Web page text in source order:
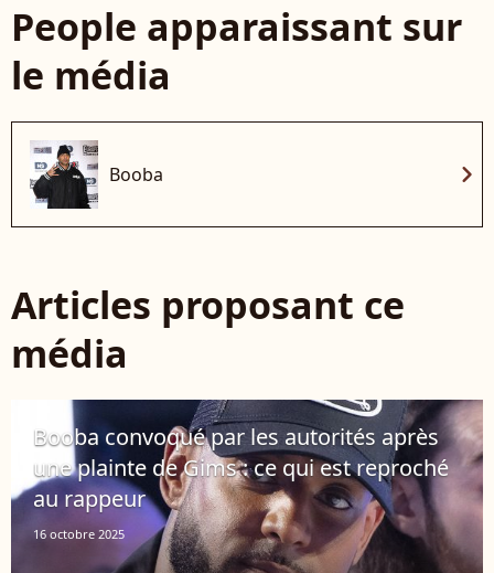
People apparaissant sur
le média
Booba chevron_right
Articles proposant ce
média
Booba convoqué par les autorités après
une plainte de Gims : ce qui est reproché
au rappeur
16 octobre 2025